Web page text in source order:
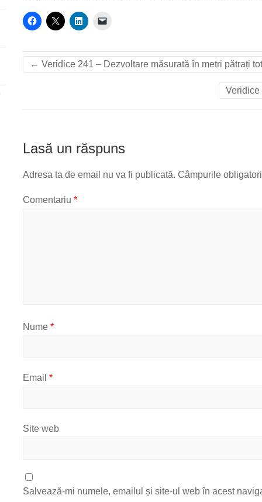
← Veridice 241 – Dezvoltare măsurată în metri pătrați
Lasă un răspuns
Adresa ta de email nu va fi publicată. Câmpurile
Comentariu*
Nume*
Email*
Site web
Salvează-mi numele, emailul și site-ul web în acest